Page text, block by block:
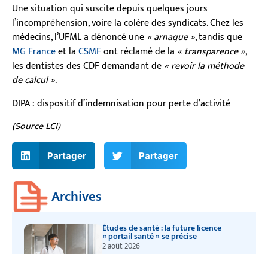
Une situation qui suscite depuis quelques jours
l’incompréhension, voire la colère des syndicats. Chez les
médecins, l’UFML a dénoncé une« arnaque », tandis que
MG Franceet laCSMFont réclamé de la « transparence »,
les dentistes des CDF demandant de« revoir la méthode
de calcul ».
DIPA : dispositif d’indemnisation pour perte d’activité
(Source LCI)
Partager Partager
Archives
Études de santé : la future licence
« portail santé » se précise
2 août 2026